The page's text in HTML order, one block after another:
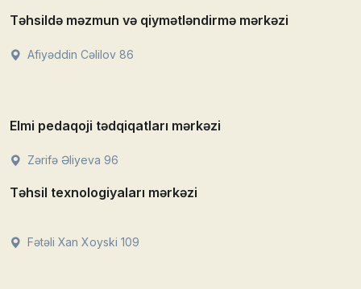
Təhsildə məzmun və qiymətləndirmə mərkəzi
Afiyəddin Cəlilov 86
Elmi pedaqoji tədqiqatları mərkəzi
Zərifə Əliyeva 96
Təhsil texnologiyaları mərkəzi
Fətəli Xan Xoyski 109